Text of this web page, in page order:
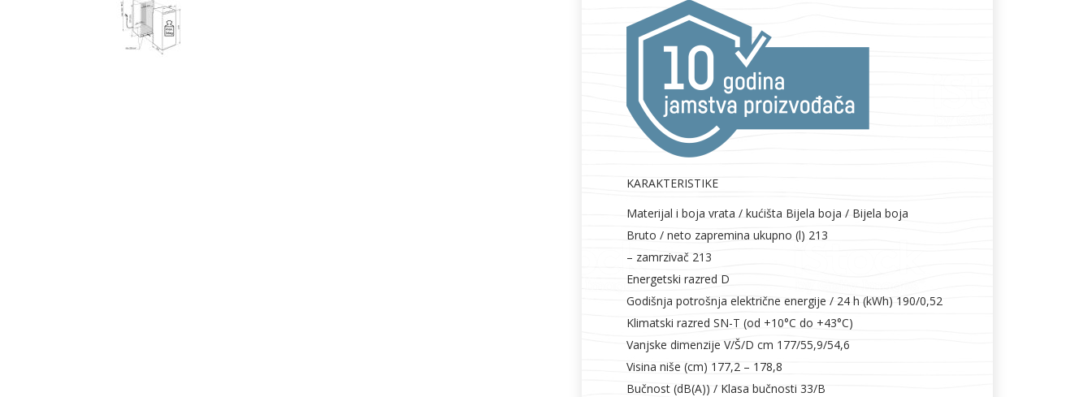
Elektromaterijal
KARAKTERISTIKE
Materijal i boja vrata / kućišta Bijela boja / Bijela boja
Bruto / neto zapremina ukupno (l) 213
– zamrzivač 213
Energetski razred D
Godišnja potrošnja električne energije / 24 h (kWh) 190/0,52
Klimatski razred SN-T (od +10°C do +43°C)
Vanjske dimenzije V/Š/D cm 177/55,9/54,6
Visina niše (cm) 177,2 – 178,8
Bučnost (dB(A)) / Klasa bučnosti 33/B